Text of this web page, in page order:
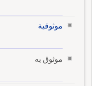
موثوقية
موثوق به